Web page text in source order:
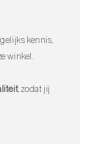
kennis,
winkel.
, zodat jij